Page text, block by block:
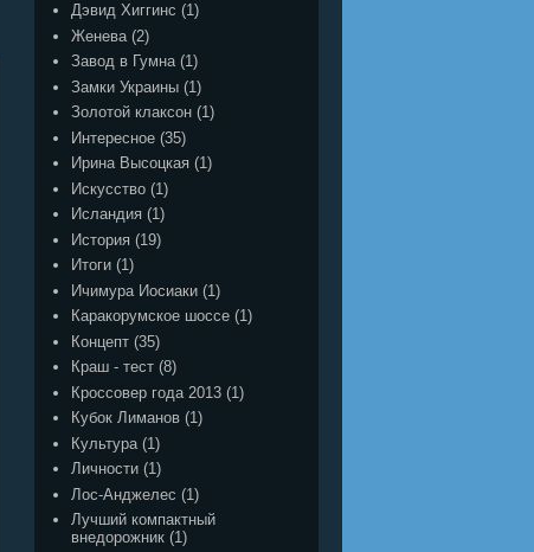
Дэвид Хиггинс (1)
Женева (2)
Завод в Гумна (1)
Замки Украины (1)
Золотой клаксон (1)
Интересное (35)
Ирина Высоцкая (1)
Искусство (1)
Исландия (1)
История (19)
Итоги (1)
Ичимура Иосиаки (1)
Каракорумское шоссе (1)
Концепт (35)
Краш - тест (8)
Кроссовер года 2013 (1)
Кубок Лиманов (1)
Культура (1)
Личности (1)
Лос-Анджелес (1)
Лучший компактный
внедорожник (1)